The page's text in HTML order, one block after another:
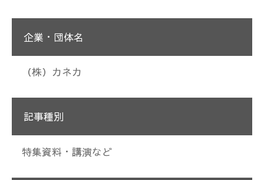
企業・団体名
（株）カネカ
記事種別
特集資料・講演など